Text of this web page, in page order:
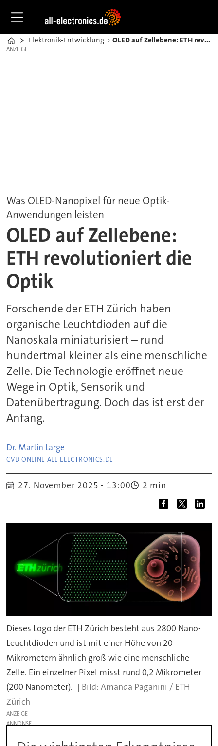
Home
Elektronik-Entwicklung OLED auf Zellebene: ETH revolutioniert die Optik
ANZEIGE
ANZEIGE
Was OLED-Nanopixel für neue Optik-
Anwendungen leisten
OLED auf Zellebene:
ETH revolutioniert die
Optik
Forschende der ETH Zürich haben
organische Leuchtdioden auf die
Nanoskala miniaturisiert – rund
hundertmal kleiner als eine menschliche
Zelle. Die Technologie eröffnet neue
Wege in Optik, Sensorik und
Datenübertragung. Doch das ist erst der
Anfang.
Dr. Martin Large
CVD ONLINE ALL-ELECTRONICS.DE
27. November 2025 - 13:00 2 min
Dieses Logo der ETH Zürich besteht aus 2800 Nano-
Leuchtdioden und ist mit einer Höhe von 20
Mikrometern ähnlich groß wie eine menschliche
Zelle. Ein einzelner Pixel misst rund 0,2 Mikrometer
(200 Nanometer).
Amanda Paganini / ETH
Zürich
ANZEIGE